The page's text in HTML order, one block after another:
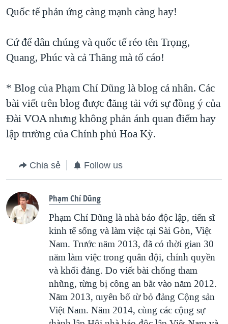
Quốc tế phản ứng càng mạnh càng hay!
Cứ để dân chúng và quốc tế réo tên Trọng,
Quang, Phúc và cả Thăng mà tố cáo!
* Blog của Phạm Chí Dũng là blog cá nhân. Các
bài viết trên blog được đăng tải với sự đồng ý của
Ðài VOA nhưng không phản ánh quan điểm hay
lập trường của Chính phủ Hoa Kỳ.
Chia sẻ Follow us
Phạm Chí Dũng
Phạm Chí Dũng là nhà báo độc lập, tiến sĩ
kinh tế sống và làm việc tại Sài Gòn, Việt
Nam. Trước năm 2013, đã có thời gian 30
năm làm việc trong quân đội, chính quyền
và khối đảng. Do viết bài chống tham
nhũng, từng bị công an bắt vào năm 2012.
Năm 2013, tuyên bố từ bỏ đảng Cộng sản
Việt Nam. Năm 2014, cùng các cộng sự